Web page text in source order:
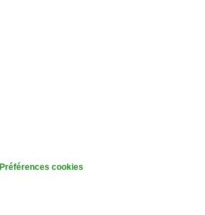
Préférences cookies